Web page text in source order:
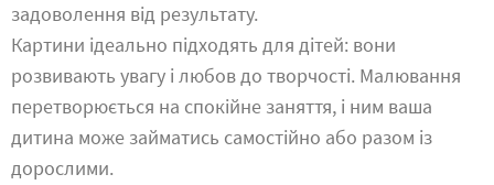
задоволення від результату.
Картини ідеально підходять для дітей: вони
розвивають увагу і любов до творчості. Малювання
перетворюється на спокійне заняття, і ним ваша
дитина може займатись самостійно або разом із
дорослими.